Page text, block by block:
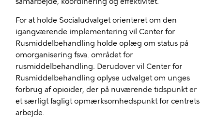
For at holde Socialudvalget orienteret om den
igangværende implementering vil Center for
Rusmiddelbehandling holde oplæg om status på
omorganisering fsva. området for
rusmiddelbehandling. Derudover vil Center for
Rusmiddelbehandling oplyse udvalget om unges
forbrug af opioider, der på nuværende tidspunkt er
et særligt fagligt opmærksomhedspunkt for centrets
arbejde.